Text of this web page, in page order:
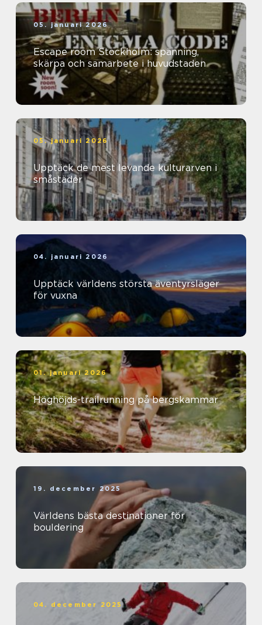
05. januari 2026
Escape room Stockholm: spänning,
skärpa och samarbete i huvudstaden
05. januari 2026
Upptäck de mest levande kulturarven i
småstäder
04. januari 2026
Upptäck världens största äventyrsläger
för vuxna
01. januari 2026
Höghöjds-trailrunning på bergskammar
19. december 2025
Världens bästa destinationer för
bouldering
04. december 2025